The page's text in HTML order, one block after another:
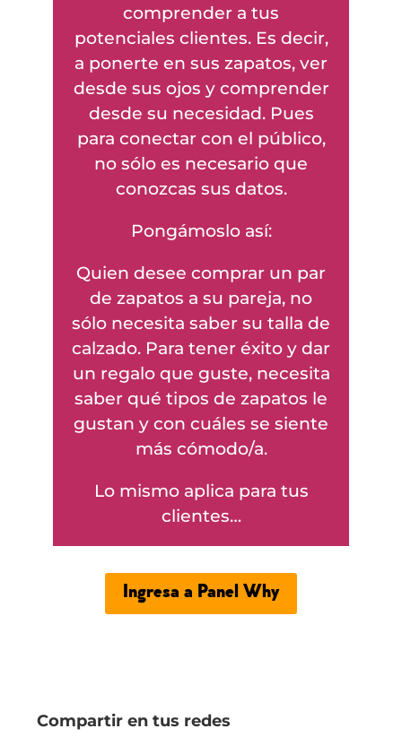
comprender a tus
potenciales clientes. Es decir,
a ponerte en sus zapatos, ver
desde sus ojos y comprender
desde su necesidad. Pues
para conectar con el público,
no sólo es necesario que
conozcas sus datos.
Pongámoslo así:
Quien desee comprar un par
de zapatos a su pareja, no
sólo necesita saber su talla de
calzado. Para tener éxito y dar
un regalo que guste, necesita
saber qué tipos de zapatos le
gustan y con cuáles se siente
más cómodo/a.
Lo mismo aplica para tus
clientes…
Ingresa a Panel Why
Compartir en tus redes